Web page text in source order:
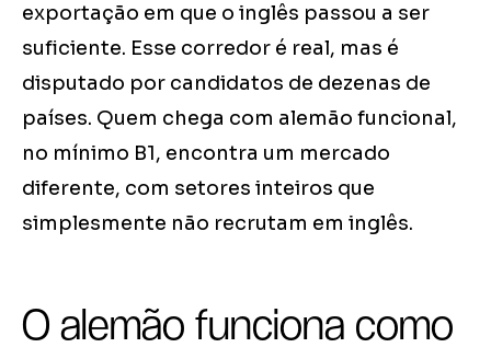
exportação em que o inglês passou a ser
suficiente. Esse corredor é real, mas é
disputado por candidatos de dezenas de
países. Quem chega com alemão funcional,
no mínimo B1, encontra um mercado
diferente, com setores inteiros que
simplesmente não recrutam em inglês.
O alemão funciona como